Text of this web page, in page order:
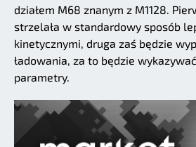
działem M68 znanym z M1128.
strzelała w standardowy sposób
kinetycznymi, druga zaś będzie
ładowania, za to będzie
parametry.